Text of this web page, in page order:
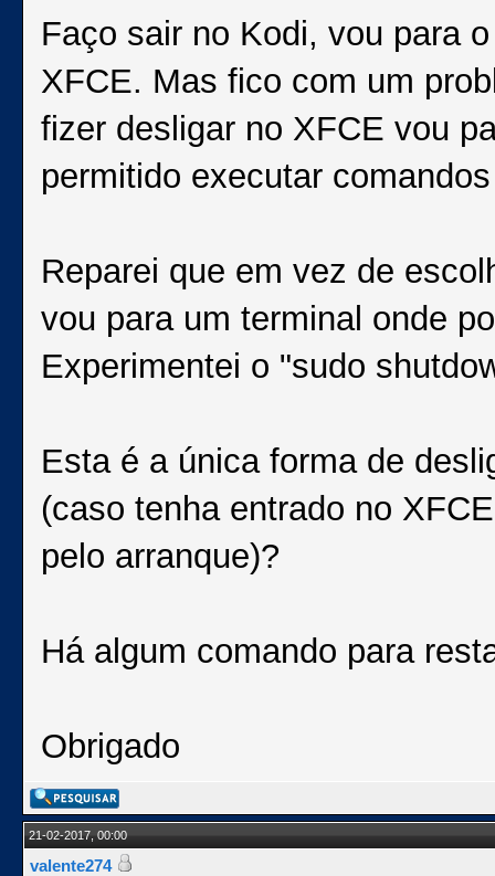
Faço sair no Kodi, vou para
XFCE. Mas fico com um
fizer desligar no XFCE vou
permitido executar
Reparei que em vez de
vou para um terminal onde
Experimentei o "sudo
Esta é a única forma de
(caso tenha entrado no
pelo arranque)?
Há algum comando para
Obrigado
21-02-2017, 00:00
valente274